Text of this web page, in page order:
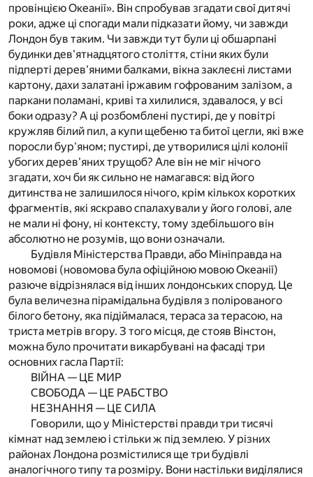
провінцією Океанії». Він спробував згадати свої дитячі
роки, адже ці спогади мали підказати йому, чи завжди
Лондон був таким. Чи завжди тут були ці обшарпані
будинки дев'ятнадцятого століття, стіни яких були
підперті дерев'яними балками, вікна заклеєні листами
картону, дахи залатані іржавим гофрованим залізом, а
паркани поламані, криві та хилилися, здавалося, у всі
боки одразу? А ці розбомблені пустирі, де у повітрі
кружляв білий пил, а купи щебеню та битої цегли, які вже
поросли бур'яном; пустирі, де утворилися цілі колонії
убогих дерев'яних трущоб? Але він не міг нічого
згадати, хоч би як сильно не намагався: від його
дитинства не залишилося нічого, крім кількох коротких
фрагментів, які яскраво спалахували у його голові, але
не мали ні фону, ні контексту, тому здебільшого він
абсолютно не розумів, що вони означали.
Будівля Міністерства Правди, або Мініправда на
новомові (новомова була офіційною мовою Океанії)
разюче відрізнялася від інших лондонських споруд. Це
була величезна пірамідальна будівля з полірованого
білого бетону, яка підіймалася, тераса за терасою, на
триста метрів вгору. З того місця, де стояв Вінстон,
можна було прочитати викарбувані на фасаді три
основних гасла Партії:
ВІЙНА — ЦЕ МИР
СВОБОДА — ЦЕ РАБСТВО
НЕЗНАННЯ — ЦЕ СИЛА
Говорили, що у Міністерстві правди три тисячі
кімнат над землею і стільки ж під землею. У різних
районах Лондона розмістилися ще три будівлі
аналогічного типу та розміру. Вони настільки виділялися